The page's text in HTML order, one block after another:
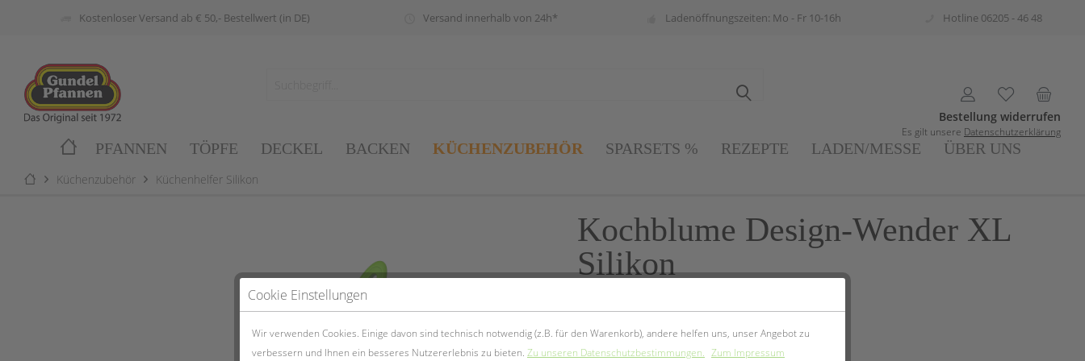
Kostenloser Versand ab € 50,- Bestellwert (in DE) Versand innerhalb von 24h* Ladenöffnungszeiten: Mo - Fr 10-16h Hotline 06205 - 46 48
Bestellung widerrufen
Es gilt unsere Datenschutzerklärung
PFANNEN TÖPFE DECKEL BACKEN KÜCHENZUBEHÖR SPARSETS % REZEPTE LADEN/MESSE ÜBER UNS
Küchenzubehör Küchenhelfer Silikon
Kochblume Design-Wender XL
Silikon
16,90 € *
inkl. MwSt.zzgl. Versandkosten
Cookie Einstellungen
Wir verwenden Cookies. Einige davon sind technisch notwendig (z.B. für den Warenkorb), andere helfen uns, unser Angebot zu
verbessern und Ihnen ein besseres Nutzererlebnis zu bieten. Zu unseren Datenschutzbestimmungen. Zum Impressum